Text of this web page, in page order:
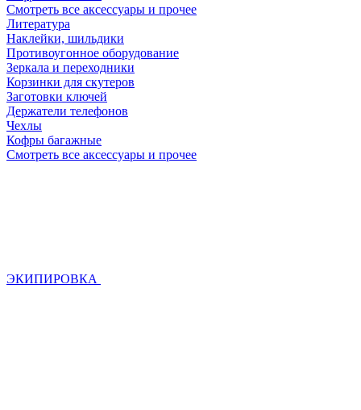
Смотреть все аксессуары и прочее
Литература
Наклейки, шильдики
Противоугонное оборудование
Зеркала и переходники
Корзинки для скутеров
Заготовки ключей
Держатели телефонов
Чехлы
Кофры багажные
Смотреть все аксессуары и прочее
ЭКИПИРОВКА